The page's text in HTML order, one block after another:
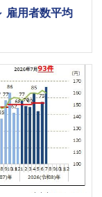
雇用者数平均